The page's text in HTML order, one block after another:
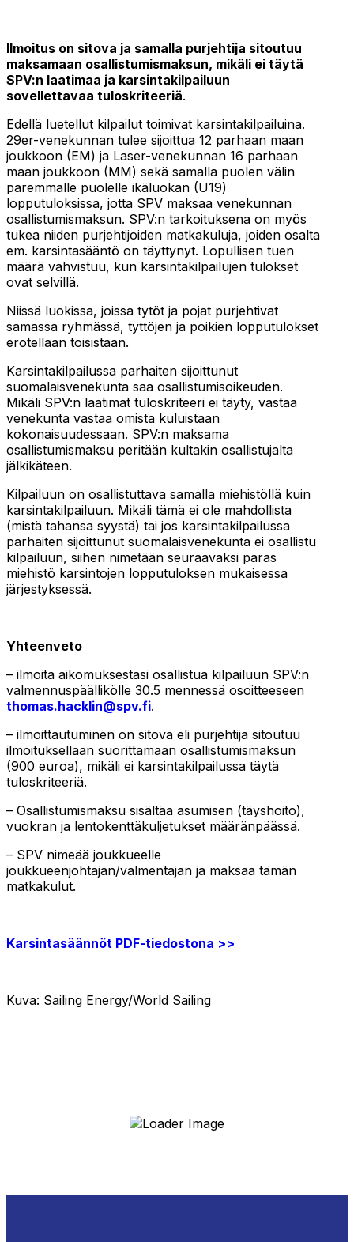
Ilmoitus on sitova ja samalla purjehtija sitoutuu
maksamaan osallistumismaksun, mikäli ei täytä
SPV:n laatimaa ja karsintakilpailuun
sovellettavaa tuloskriteeriä.
Edellä luetellut kilpailut toimivat karsintakilpailuina.
29er-venekunnan tulee sijoittua 12 parhaan maan
joukkoon (EM) ja Laser-venekunnan 16 parhaan
maan joukkoon (MM) sekä samalla puolen välin
paremmalle puolelle ikäluokan (U19)
lopputuloksissa, jotta SPV maksaa venekunnan
osallistumismaksun. SPV:n tarkoituksena on myös
tukea niiden purjehtijoiden matkakuluja, joiden osalta
em. karsintasääntö on täyttynyt. Lopullisen tuen
määrä vahvistuu, kun karsintakilpailujen tulokset
ovat selvillä.
Niissä luokissa, joissa tytöt ja pojat purjehtivat
samassa ryhmässä, tyttöjen ja poikien lopputulokset
erotellaan toisistaan.
Karsintakilpailussa parhaiten sijoittunut
suomalaisvenekunta saa osallistumisoikeuden.
Mikäli SPV:n laatimat tuloskriteeri ei täyty, vastaa
venekunta vastaa omista kuluistaan
kokonaisuudessaan. SPV:n maksama
osallistumismaksu peritään kultakin osallistujalta
jälkikäteen.
Kilpailuun on osallistuttava samalla miehistöllä kuin
karsintakilpailuun. Mikäli tämä ei ole mahdollista
(mistä tahansa syystä) tai jos karsintakilpailussa
parhaiten sijoittunut suomalaisvenekunta ei osallistu
kilpailuun, siihen nimetään seuraavaksi paras
miehistö karsintojen lopputuloksen mukaisessa
järjestyksessä.
Yhteenveto
– ilmoita aikomuksestasi osallistua kilpailuun SPV:n
valmennuspäällikölle 30.5 mennessä osoitteeseen
thomas.hacklin@spv.fi.
– ilmoittautuminen on sitova eli purjehtija sitoutuu
ilmoituksellaan suorittamaan osallistumismaksun
(900 euroa), mikäli ei karsintakilpailussa täytä
tuloskriteeriä.
– Osallistumismaksu sisältää asumisen (täyshoito),
vuokran ja lentokenttäkuljetukset määränpäässä.
– SPV nimeää joukkueelle
joukkueenjohtajan/valmentajan ja maksaa tämän
matkakulut.
Karsintasäännöt PDF-tiedostona >>
Kuva: Sailing Energy/World Sailing